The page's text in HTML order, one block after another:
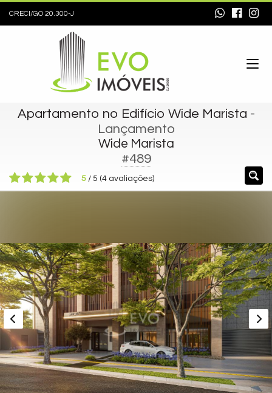
CRECI/GO 20.300-J
Apartamento no Edifício Wide Marista -
Lançamento
Wide Marista
#489
5 / 5 (4 avaliações)